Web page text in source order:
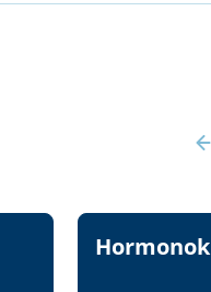
Hormonok